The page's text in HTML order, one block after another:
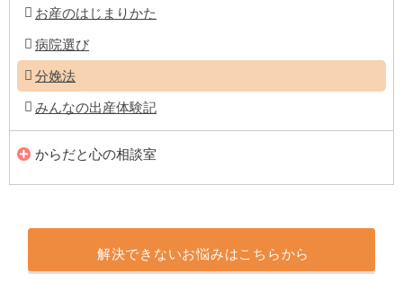
お産のはじまりかた
病院選び
分娩法
みんなの出産体験記
からだと心の相談室
解決できないお悩みはこちらから